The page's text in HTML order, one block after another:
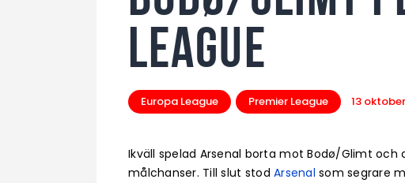
League
Europa League Premier League 13
Ikväll spelad Arsenal borta mot Bodø/Glimt
målchanser. Till slut stodArsenalsom segrare